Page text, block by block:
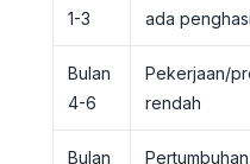
1-3
ada
Bulan
4-6
Pekerjaan/
rendah
Bulan